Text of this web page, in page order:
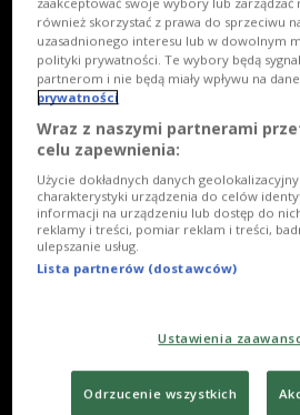
również skorzystać z prawa do sprzeciwu
uzasadnionego interesu lub w dowolnym
polityki prywatności. Te wybory będą
partnerom i nie będą miały wpływu na
prywatności
Wraz z naszymi partnerami
celu zapewnienia:
Użycie dokładnych danych
charakterystyki urządzenia do celów
informacji na urządzeniu lub dostęp do
reklamy i treści, pomiar reklam i treści,
ulepszanie usług.
Lista partnerów (dostawców)
Ustawienia
Odrzucenie wszystkich